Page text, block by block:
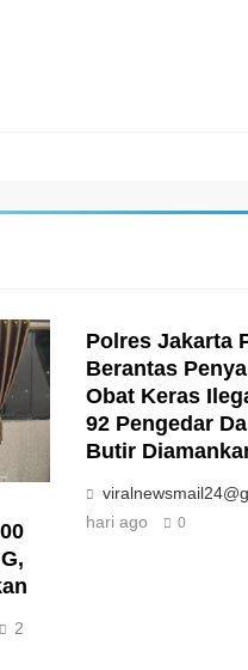
2
Polres Jakarta
Berantas
Obat Keras
92 Pengedar
Butir
hari ago
0